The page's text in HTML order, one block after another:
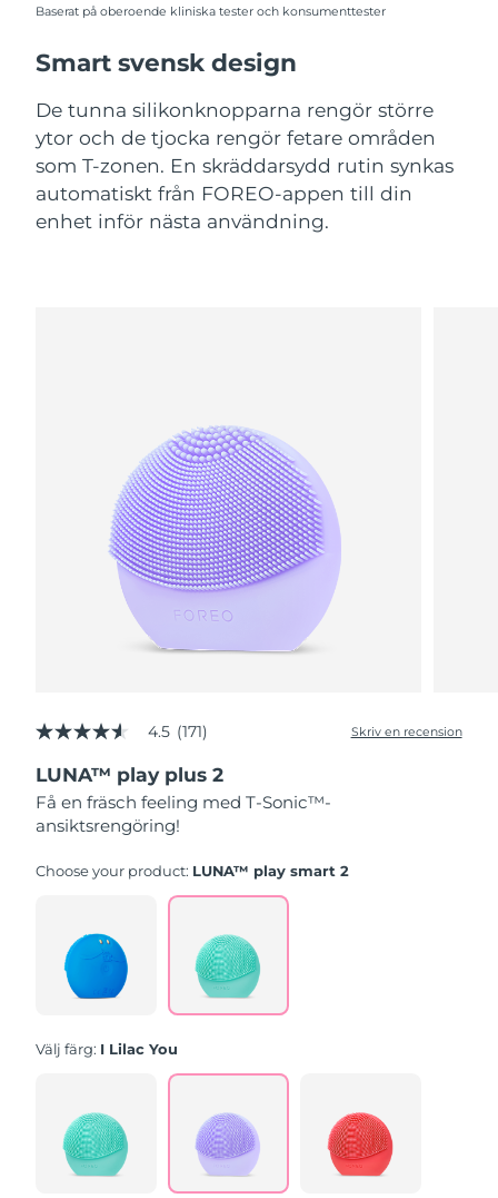
Baserat på oberoende kliniska tester och konsumenttester
Smart svensk design
De tunna silikonknopparna rengör större
ytor och de tjocka rengör fetare områden
som T-zonen. En skräddarsydd rutin synkas
automatiskt från FOREO-appen till din
enhet inför nästa användning.
4.5
5
stjärnor,
genomsnittligt
betyg.
171
Reviews.
samma
sida.
4.5 (171) Skriv en recension
LUNA™ play plus 2
Få en fräsch feeling med T-Sonic™-
ansiktsrengöring!
Choose your product: LUNA™ play smart 2
Välj färg: I Lilac You